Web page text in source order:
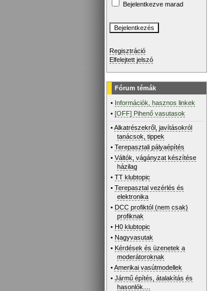
Bejelentkezve marad
Regisztráció
Elfelejtett jelszó
Fórum témák
• Információk, hasznos linkek
•[OFF] Pihenő vasutasok
•Alkatrészekről, javításokról
tanácsok, tippek
•Terepasztali pályaépítés
•Váltók, vágányzat készítése
házilag
•TT klubtopic
•Terepasztal vezérlés és
elektronika
• DCC profiktól (nem csak)
profiknak
• H0 klubtopic
• Nagyvasutak
• Kérdések és üzenetek a
moderátoroknak
•Amerikai vasútmodellek
•Jármű építés, átalakítás és
hasonlók....